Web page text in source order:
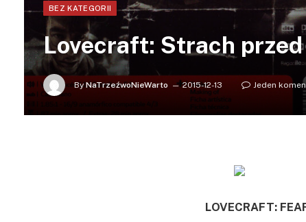
BEZ KATEGORII
Lovecraft: Strach
By NaTrzeźwoNieWarto 2015-12-13 Jeden
LOVECRAFT: